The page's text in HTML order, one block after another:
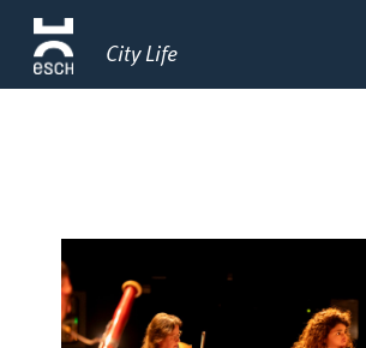
City Life